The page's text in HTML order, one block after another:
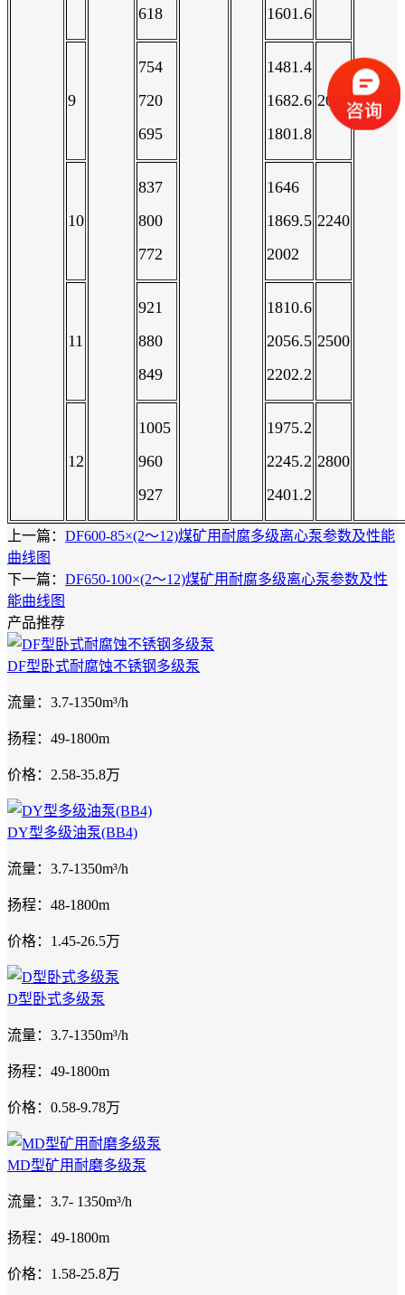
618 1601.6
9
754
720
695
1481.4
1682.6
1801.8
2000
10
837
800
772
1646
1869.5
2002
2240
11
921
880
849
1810.6
2056.5
2202.2
2500
12
1005
960
927
1975.2
2245.2
2401.2
2800
上一篇： DF600-85×(2～12)煤矿用耐腐多级离心泵参数及性能
曲线图
下一篇： DF650-100×(2～12)煤矿用耐腐多级离心泵参数及性
能曲线图
产品推荐
DF型卧式耐腐蚀不锈钢多级泵
流量：3.7-1350m³/h
扬程：49-1800m
价格：2.58-35.8万
DY型多级油泵(BB4)
流量：3.7-1350m³/h
扬程：48-1800m
价格：1.45-26.5万
D型卧式多级泵
流量：3.7-1350m³/h
扬程：49-1800m
价格：0.58-9.78万
MD型矿用耐磨多级泵
流量：3.7- 1350m³/h
扬程：49-1800m
价格：1.58-25.8万